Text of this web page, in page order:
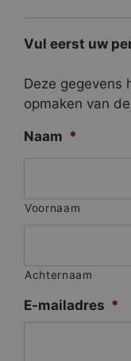
Vul eerst uw
Deze gegevens
opmaken van
Naam *
Voornaam
Achternaam
E-mailadres *